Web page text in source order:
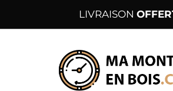
LIVRAISON